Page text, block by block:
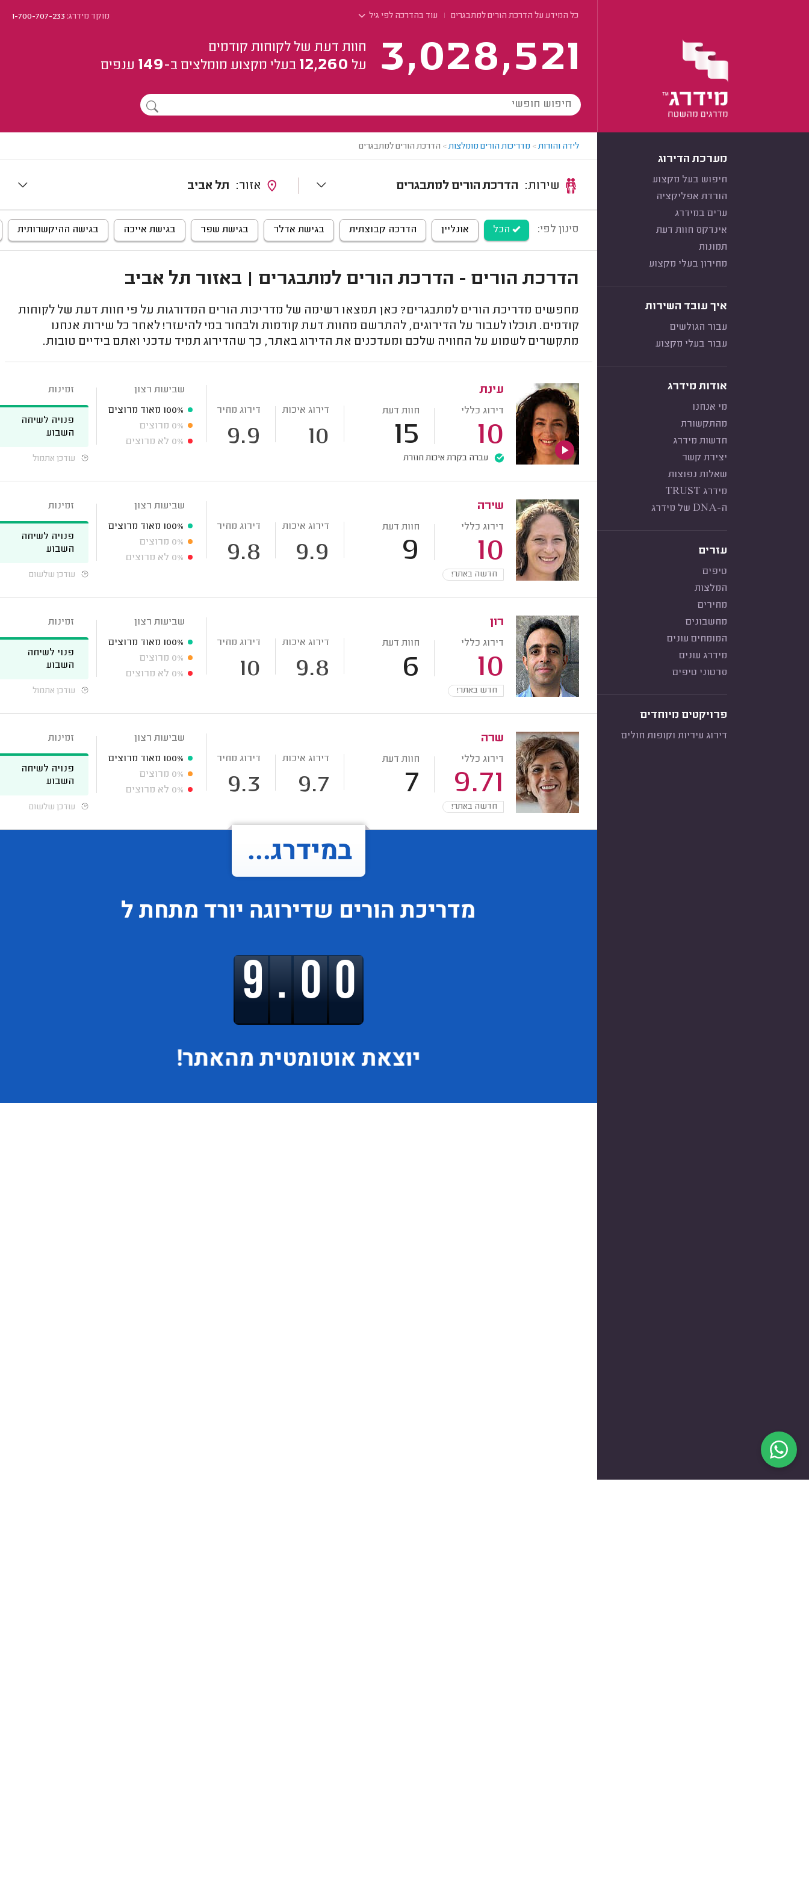
כל המידע על הדרכת הורים למתבגרים עוד בהדרכה לפי גיל מוקד מידרג:1-700-707-233
3,028,521
חוות דעת של לקוחות קודמים
על 12,260 בעלי מקצוע מומלצים ב-149 ענפים
מערכת הדירוג
חיפוש בעל מקצוע
הורדת אפליקציה
ערים במידרג
אינדקס חוות דעת
תמונות
מחירון בעלי מקצוע
איך עובד השירות
עבור הגולשים
עבור בעלי מקצוע
אודות מידרג
מי אנחנו
מהתקשורת
חדשות מידרג
יצירת קשר
שאלות נפוצות
מידרג TRUST
ה-DNA של מידרג
עזרים
טיפים
המלצות
מחירים
מחשבונים
המומחים עונים
מידרג עונים
סרטוני טיפים
פרויקטים מיוחדים
דירוג עיריות וקופות חולים
לידה והורות> מדריכות הורים מומלצות> הדרכת הורים למתבגרים
הדרכת הורים למתבגרים תל אביב
סינון לפי: הכל אונליין הדרכה קבוצתית בגישת אדלר בגישת שפר בגישת אייכה בגישה ההיקשרותית
הדרכת הורים - הדרכת הורים למתבגרים | באזור תל אביב
מחפשים מדריכת הורים למתבגרים? כאן תמצאו רשימה של מדריכות הורים המדורגות על פי חוות דעת של לקוחות
קודמים. תוכלו לעבור על הדירוגים, להתרשם מחוות דעת קודמות ולבחור במי להיעזר! לאחר כל שירות אנחנו
מתקשרים לשמוע על החוויה שלכם ומעדכנים את הדירוג באתר, כך שהדירוג תמיד עדכני ואתם בידיים טובות.
עינת
דירוג כללי
10
חוות דעת
15
דירוג איכות
10
דירוג מחיר
9.9
עברה בקרת איכות חוזרת
שביעות רצון
100% מאוד מרוצים
0% מרוצים
0% לא מרוצים
זמינות
פנויה לשיחה
השבוע
עודכן אתמול
שירה
דירוג כללי
10
חוות דעת
9
דירוג איכות
9.9
דירוג מחיר
9.8
חדשה באתר!
שביעות רצון
100% מאוד מרוצים
0% מרוצים
0% לא מרוצים
זמינות
פנויה לשיחה
השבוע
עודכן שלשום
רון
דירוג כללי
10
חוות דעת
6
דירוג איכות
9.8
דירוג מחיר
10
חדש באתר!
שביעות רצון
100% מאוד מרוצים
0% מרוצים
0% לא מרוצים
זמינות
פנוי לשיחה
השבוע
עודכן אתמול
שרה
דירוג כללי
9.71
חוות דעת
7
דירוג איכות
9.7
דירוג מחיר
9.3
חדשה באתר!
שביעות רצון
100% מאוד מרוצים
0% מרוצים
0% לא מרוצים
זמינות
פנויה לשיחה
השבוע
עודכן שלשום
במידרג...
מדריכת הורים שדירוגה יורד מתחת ל
9.00
יוצאתאוטומטית מהאתר!